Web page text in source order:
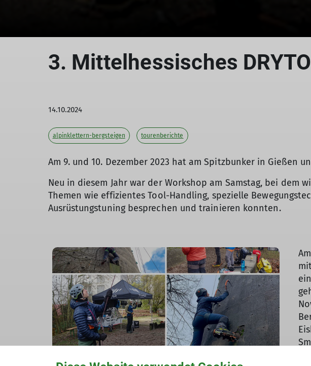
3. Mittelhessisches
14.10.2024
alpinklettern-bergsteigen tourenberichte
Am 9. und 10. Dezember 2023 hat am Spitzbunker in Gießen
Neu in diesem Jahr war der Workshop am Samstag, bei
Themen wie effizientes Tool-Handling, spezielle
Ausrüstungstuning besprechen und trainieren konnten.